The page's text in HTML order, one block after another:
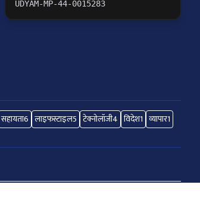
UDYAM-MP-44-0015283
सहायता6 लाइफस्टाइल5 टेक्नोलॉजी4 विदेश1 व्यापार1